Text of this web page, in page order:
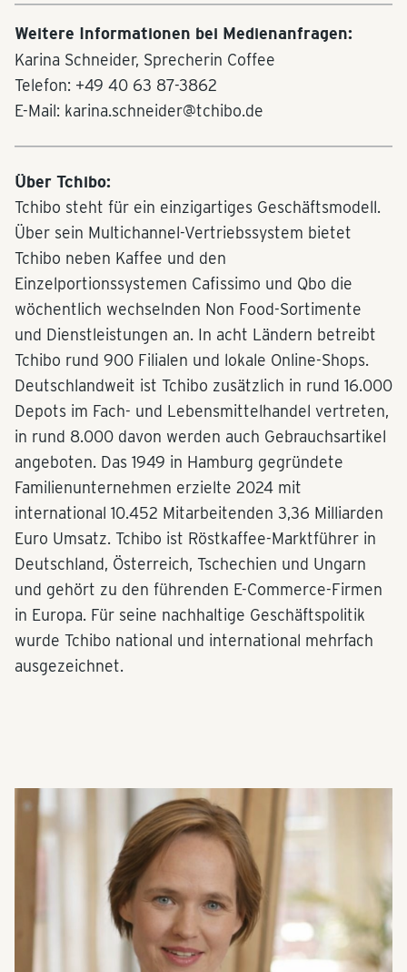
Weitere Informationen bei Medienanfragen:
Karina Schneider, Sprecherin Coffee
Telefon: +49 40 63 87-3862
E-Mail: karina.schneider@tchibo.de
Über Tchibo:
Tchibo steht für ein einzigartiges Geschäftsmodell.
Über sein Multichannel-Vertriebssystem bietet
Tchibo neben Kaffee und den
Einzelportionssystemen Cafissimo und Qbo die
wöchentlich wechselnden Non Food-Sortimente
und Dienstleistungen an. In acht Ländern betreibt
Tchibo rund 900 Filialen und lokale Online-Shops.
Deutschlandweit ist Tchibo zusätzlich in rund 16.000
Depots im Fach- und Lebensmittelhandel vertreten,
in rund 8.000 davon werden auch Gebrauchsartikel
angeboten. Das 1949 in Hamburg gegründete
Familienunternehmen erzielte 2024 mit
international 10.452 Mitarbeitenden 3,36 Milliarden
Euro Umsatz. Tchibo ist Röstkaffee-Marktführer in
Deutschland, Österreich, Tschechien und Ungarn
und gehört zu den führenden E-Commerce-Firmen
in Europa. Für seine nachhaltige Geschäftspolitik
wurde Tchibo national und international mehrfach
ausgezeichnet.